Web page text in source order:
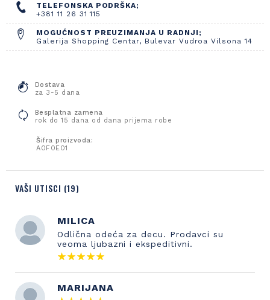
TELEFONSKA PODRŠKA;
+381 11 26 31 115
MOGUĆNOST PREUZIMANJA U RADNJI;
Galerija Shopping Centar, Bulevar Vudroa Vilsona 14
Dostava
za 3-5 dana
Besplatna zamena
rok do 15 dana od dana prijema robe
Šifra proizvoda:
A0F0E01
VAŠI UTISCI (19)
MILICA
Odlična odeća za decu. Prodavci su
veoma ljubazni i ekspeditivni.
MARIJANA